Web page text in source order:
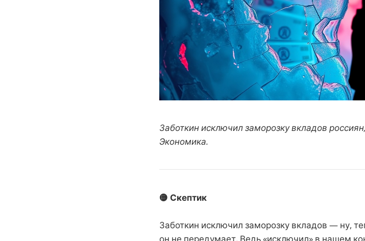
Заботкин исключил заморозку вкладов
Экономика.
🟡 Скептик
Заботкин исключил заморозку вкладов — ну,
он не передумает. Ведь «исключил» в нашем